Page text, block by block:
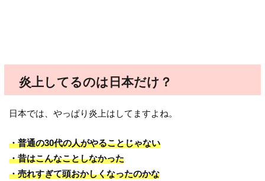
炎上してるのは日本だけ？
日本では、やっぱり炎上はしてますよね。
・普通の30代の人がやることじゃない
・昔はこんなことしなかった
・売れすぎて頭おかしくなったのかな